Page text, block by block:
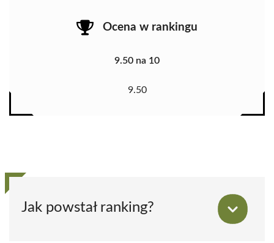
Ocena w rankingu
9.50 na 10
9.50
Jak powstał ranking?